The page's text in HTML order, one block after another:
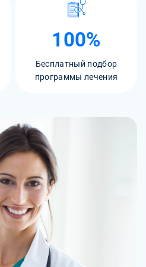
100%
Бесплатный подбор
программы лечения